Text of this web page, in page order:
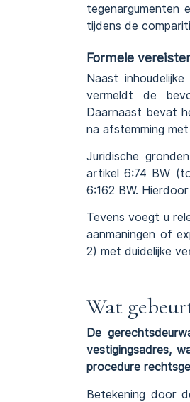
tegenargumenten
tijdens de
Formele
Naast
vermeldt de
Daarnaast bevat
na afstemming
Juridische
artikel 6:74 BW
6:162 BW.
Tevens voegt u
aanmaningen of
2) met duidelijke
Wat
De
vestigingsadres,
procedure
Betekening door